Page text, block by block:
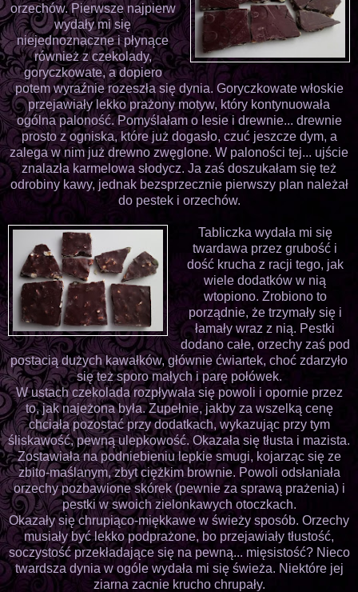
orzechów. Pierwsze najpierw
wydały mi się
niejednoznaczne i płynące
również z czekolady,
goryczkowate, a dopiero
potem wyraźnie rozeszła się dynia. Goryczkowate włoskie
przejawiały lekko prażony motyw, który kontynuowała
ogólna paloność. Pomyślałam o lesie i drewnie... drewnie
prosto z ogniska, które już dogasło, czuć jeszcze dym, a
zalega w nim już drewno zwęglone. W paloności tej... ujście
znalazła karmelowa słodycz. Ja zaś doszukałam się też
odrobiny kawy, jednak bezsprzecznie pierwszy plan należał
do pestek i orzechów.
Tabliczka wydała mi się
twardawa przez grubość i
dość krucha z racji tego, jak
wiele dodatków w nią
wtopiono. Zrobiono to
porządnie, że trzymały się i
łamały wraz z nią. Pestki
dodano całe, orzechy zaś pod
postacią dużych kawałków, głównie ćwiartek, choć zdarzyło
się też sporo małych i parę połówek.
W ustach czekolada rozpływała się powoli i opornie przez
to, jak najeżona była. Zupełnie, jakby za wszelką cenę
chciała pozostać przy dodatkach, wykazując przy tym
śliskawość, pewną ulepkowość. Okazała się tłusta i mazista.
Zostawiała na podniebieniu lepkie smugi, kojarząc się ze
zbito-maślanym, zbyt ciężkim brownie. Powoli odsłaniała
orzechy pozbawione skórek (pewnie za sprawą prażenia) i
pestki w swoich zielonkawych otoczkach.
Okazały się chrupiąco-miękkawe w świeży sposób. Orzechy
musiały być lekko podprażone, bo przejawiały tłustość,
soczystość przekładające się na pewną... mięsistość? Nieco
twardsza dynia w ogóle wydała mi się świeża. Niektóre jej
ziarna zacnie krucho chrupały.